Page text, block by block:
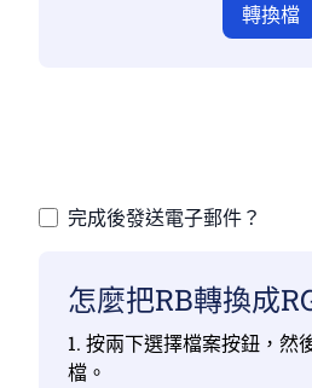
轉換檔
完成後發送電子郵件？
怎麼把RB轉換成
1. 按兩下選擇檔案按鈕，然
檔。